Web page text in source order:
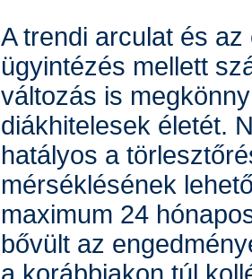
A trendi arculat és
ügyintézés mellett
változás is
diákhitelesek életét.
hatályos a
mérséklésének
maximum 24
bővült az